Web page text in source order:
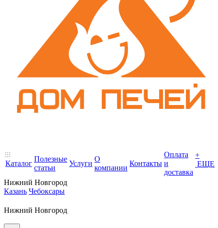
Каталог
Полезные
статьи
Услуги
О
компании
Контакты
Оплата
и
доставка
+
ЕЩЕ
Нижний Новгород
Казань Чебоксары
Нижний Новгород